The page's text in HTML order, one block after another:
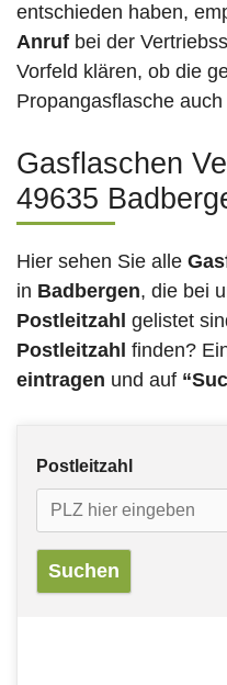
entschieden haben,
Anruf bei der
Vorfeld klären, ob die
Propangasflasche
Gasflaschen
49635
Hier sehen Sie alle
in Badbergen, die bei
Postleitzahl gelistet
Postleitzahl finden?
eintragen und auf
Postleitzahl